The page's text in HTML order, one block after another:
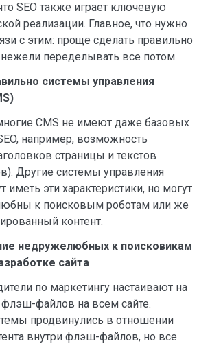
SEO также играет ключевую
реализации. Главное, что нужно
с этим: проще сделать правильно
нежели переделывать все потом.
системы управления
CMS не имеют даже базовых
например, возможность
страницы и текстов
Другие системы управления
иметь эти характеристики, но могут
к поисковым роботам или же
контент.
недружелюбных к поисковикам
сайта
по маркетингу настаивают на
флэш-файлов на всем сайте.
продвинулись в отношении
внутри флэш-файлов, но все